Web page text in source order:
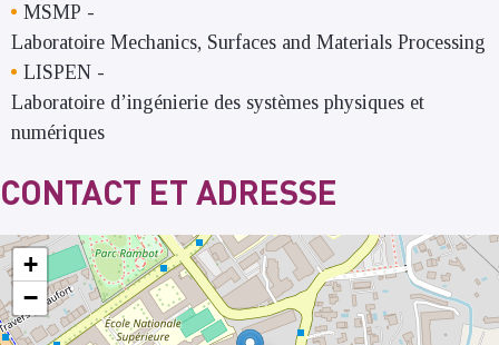
MSMP -
Laboratoire Mechanics, Surfaces and Materials Processing
LISPEN -
Laboratoire d’ingénierie des systèmes physiques et
numériques
CONTACT ET ADRESSE
+
−